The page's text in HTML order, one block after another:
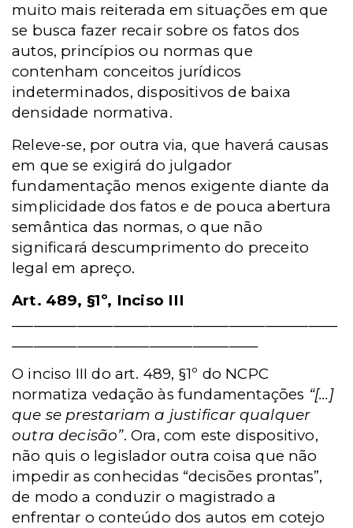
muito mais reiterada em situações em que
se busca fazer recair sobre os fatos dos
autos, princípios ou normas que
contenham conceitos jurídicos
indeterminados, dispositivos de baixa
densidade normativa.
Releve-se, por outra via, que haverá causas
em que se exigirá do julgador
fundamentação menos exigente diante da
simplicidade dos fatos e de pouca abertura
semântica das normas, o que não
significará descumprimento do preceito
legal em apreço.
Art. 489, §1º, Inciso III
O inciso III do art. 489, §1º do NCPC
normatiza vedação às fundamentações “[...]
que se prestariam a justificar qualquer
outra decisão”. Ora, com este dispositivo,
não quis o legislador outra coisa que não
impedir as conhecidas “decisões prontas”,
de modo a conduzir o magistrado a
enfrentar o conteúdo dos autos em cotejo